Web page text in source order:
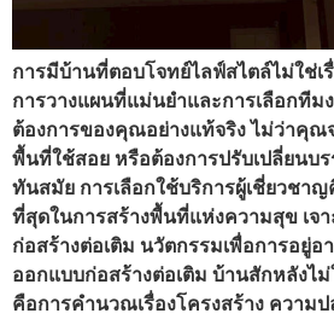
การมีบ้านที่ตอบโจทย์ไลฟ์สไตล์ไม่ใช่เ
การวางแผนที่แม่นยำและการเลือกทีม
ต้องการของคุณอย่างแท้จริง ไม่ว่าคุณ
พื้นที่ใช้สอย หรือต้องการปรับเปลี่ยนบ
ทันสมัย การเลือกใช้บริการผู้เชี่ยวชา
ที่สุดในการสร้างพื้นที่แห่งความสุข เจ
ก่อสร้างต่อเติม นวัตกรรมเพื่อการอยู่อ
ออกแบบก่อสร้างต่อเติม บ้านสักหลังไ
คือการคำนวณเรื่องโครงสร้าง ความ